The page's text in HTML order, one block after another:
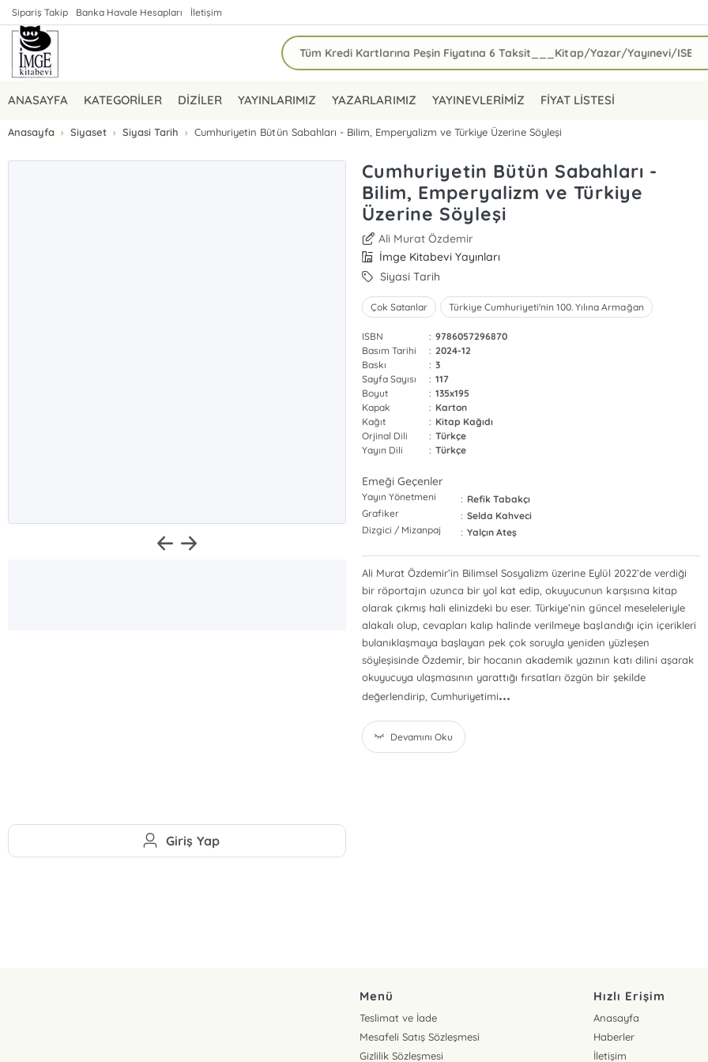
Sipariş Takip Banka Havale Hesapları İletişim
ANASAYFA KATEGORİLER DİZİLER YAYINLARIMIZ YAZARLARIMIZ YAYINEVLERİMİZ FİYAT LİSTESİ
Anasayfa Siyaset Siyasi Tarih Cumhuriyetin Bütün Sabahları - Bilim, Emperyalizm ve Türkiye Üzerine Söyleşi
Cumhuriyetin Bütün Sabahları -
Bilim, Emperyalizm ve Türkiye
Üzerine Söyleşi
Ali Murat Özdemir
İmge Kitabevi Yayınları
Siyasi Tarih
Çok Satanlar Türkiye Cumhuriyeti'nin 100. Yılına Armağan
ISBN : 9786057296870
Basım Tarihi
: 2024-12
Baskı
: 3
Sayfa Sayısı
: 117
Boyut
: 135x195
Kapak
: Karton
Kağıt
: Kitap Kağıdı
Orjinal Dili
: Türkçe
Yayın Dili
: Türkçe
Emeği Geçenler
Yayın Yönetmeni : Refik Tabakçı
Grafiker
: Selda Kahveci
Dizgici / Mizanpaj
: Yalçın Ateş
Ali Murat Özdemir’in Bilimsel Sosyalizm üzerine Eylül 2022’de verdiği
bir röportajın uzunca bir yol kat edip, okuyucunun karşısına kitap
olarak çıkmış hali elinizdeki bu eser. Türkiye’nin güncel meseleleriyle
alakalı olup, cevapları kalıp halinde verilmeye başlandığı için içerikleri
bulanıklaşmaya başlayan pek çok soruyla yeniden yüzleşen
söyleşisinde Özdemir, bir hocanın akademik yazının katı dilini aşarak
okuyucuya ulaşmasının yarattığı fırsatları özgün bir şekilde
değerlendirip, Cumhuriyetimi...
Devamını Oku
Giriş Yap
Menü
Teslimat ve İade
Mesafeli Satış Sözleşmesi
Gizlilik Sözleşmesi
Hızlı Erişim
Anasayfa
Haberler
İletişim